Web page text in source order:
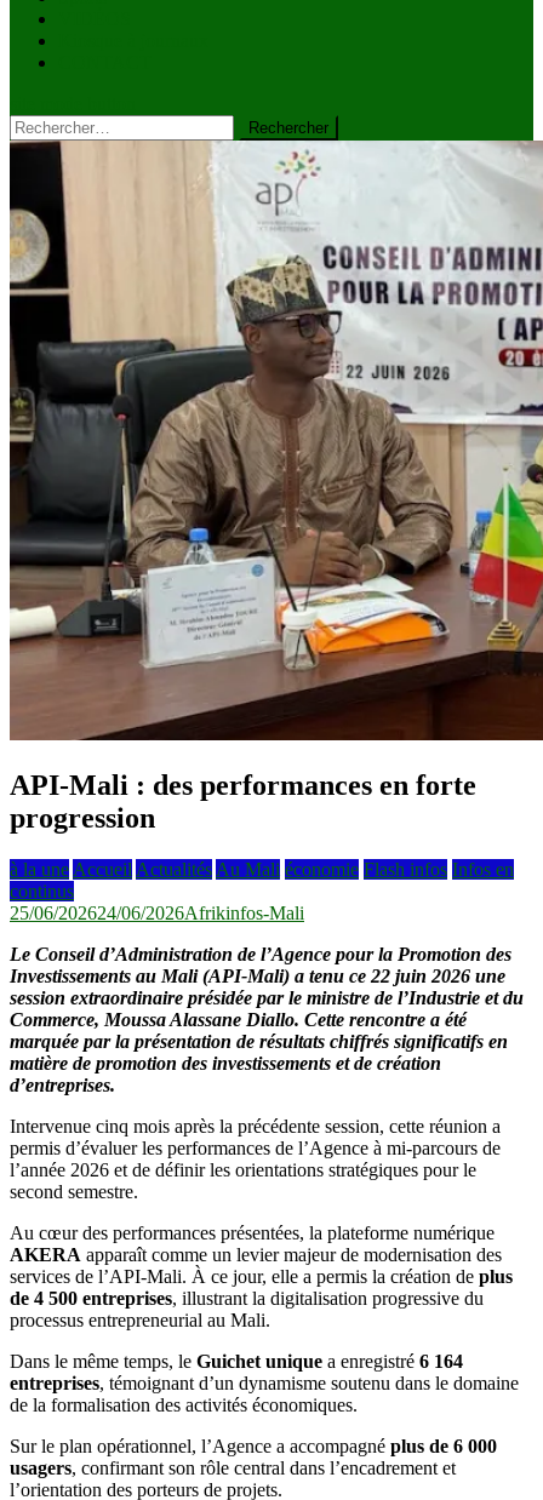
Rechercher :
API-Mali : des performances en forte
progression
à la une Accueil Actualités Au Mali économie Flash infos Infos en
continus
25/06/202624/06/2026Afrikinfos-Mali
Le Conseil d’Administration de l’Agence pour la Promotion des
Investissements au Mali (API-Mali) a tenu ce 22 juin 2026 une
session extraordinaire présidée par le ministre de l’Industrie et du
Commerce, Moussa Alassane Diallo. Cette rencontre a été
marquée par la présentation de résultats chiffrés significatifs en
matière de promotion des investissements et de création
d’entreprises.
Intervenue cinq mois après la précédente session, cette réunion a
permis d’évaluer les performances de l’Agence à mi-parcours de
l’année 2026 et de définir les orientations stratégiques pour le
second semestre.
Au cœur des performances présentées, la plateforme numérique
AKERA apparaît comme un levier majeur de modernisation des
services de l’API-Mali. À ce jour, elle a permis la création de plus
de 4 500 entreprises, illustrant la digitalisation progressive du
processus entrepreneurial au Mali.
Dans le même temps, le Guichet unique a enregistré 6 164
entreprises, témoignant d’un dynamisme soutenu dans le domaine
de la formalisation des activités économiques.
Sur le plan opérationnel, l’Agence a accompagné plus de 6 000
usagers, confirmant son rôle central dans l’encadrement et
l’orientation des porteurs de projets.